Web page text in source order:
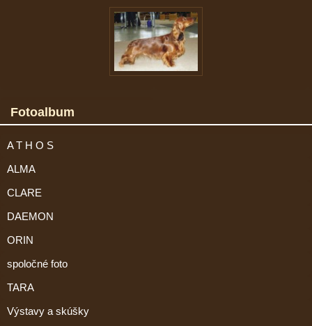
Fotoalbum
A T H O S
ALMA
CLARE
DAEMON
ORIN
spoločné foto
TARA
Výstavy a skúšky